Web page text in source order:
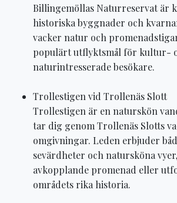
Billingemöllas Naturreservat är
historiska byggnader och
vacker natur och
populärt utflyktsmål för kultur-
naturintresserade besökare.
Trollestigen vid Trollenäs Slott
Trollestigen är en naturskön
tar dig genom Trollenäs Slotts
omgivningar. Leden erbjuder
sevärdheter och natursköna
avkopplande promenad eller
områdets rika historia.